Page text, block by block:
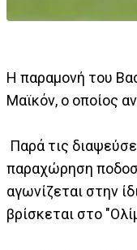
Η παραμονή του
Μαϊκόν, ο οποίος
Παρά τις
παραχώρηση
αγωνίζεται στην
βρίσκεται στο